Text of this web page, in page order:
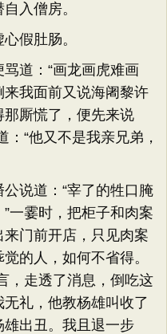
入僧房。
假肚肠。
道：“画龙画虎难画
我面前又说海阇黎许
厮慌了，便先来说
“他又不是我亲兄弟，
说道：“宰了的牲口腌
一霎时，把柜子和肉案
门前开店，只见肉案
的人，如何不省得。
，走透了消息，倒吃这
礼，他教杨雄叫收了
出丑。我且退一步